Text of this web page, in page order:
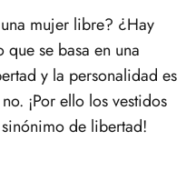
mujer libre? ¿Hay
se basa en una
y la personalidad es
¡Por ello los vestidos
de libertad!